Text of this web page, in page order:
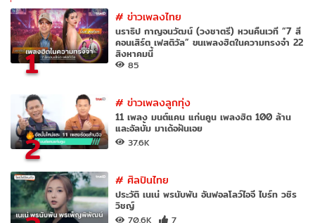
1
#ข่าวเพลงไทย
นราธิป กาญจนวัฒน์ (วงชาตรี) หวนคืนเวที “7 สี
คอนเสิร์ต เฟสติวัล” ขนเพลงฮิตในความทรงจำ 22
สิงหาคมนี้
85
2
#ข่าวเพลงลูกทุ่ง
11 เพลง มนต์แคน แก่นคูน เพลงฮิต 100 ล้าน
และอัลบั้ม มาเด้อฝันเอย
37.6K
#ศิลปินไทย
ประวัติ เนเน่ พรนับพัน อันฟอลโลว์ไอจี ไบร์ท วชิร
วิชญ์
70.6K 7